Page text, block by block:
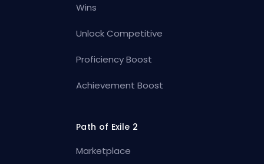
Wins
Unlock Competitive
Proficiency Boost
Achievement Boost
Path of Exile 2
Marketplace